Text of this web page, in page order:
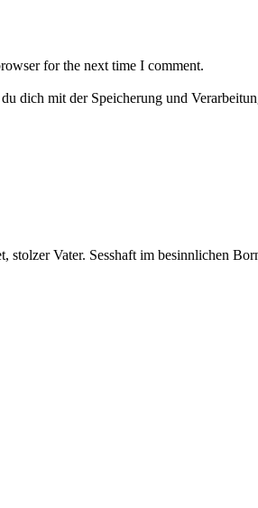
for the next time I comment.
dich mit der Speicherung und
stolzer Vater. Sesshaft im besinnlichen